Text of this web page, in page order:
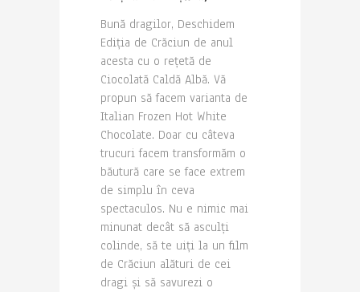
Bună dragilor, Deschidem
Ediția de Crăciun de anul
acesta cu o rețetă de
Ciocolată Caldă Albă. Vă
propun să facem varianta de
Italian Frozen Hot White
Chocolate. Doar cu câteva
trucuri facem transformăm o
băutură care se face extrem
de simplu în ceva
spectaculos. Nu e nimic mai
minunat decât să asculți
colinde, să te uiți la un film
de Crăciun alături de cei
dragi și să savurezi o